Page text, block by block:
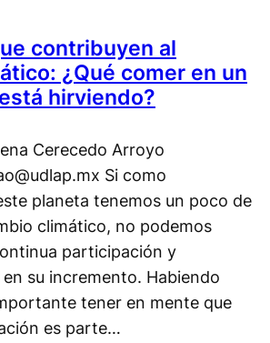
contribuyen al
¿Qué comer en un
hirviendo?
Cerecedo Arroyo
Si como
planeta tenemos un poco de
climático, no podemos
participación y
su incremento. Habiendo
tener en mente que
es parte…